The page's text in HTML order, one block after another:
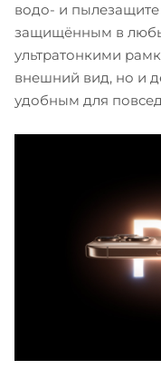
водо- и пылезащите
защищённым в
ультратонкими
внешний вид, но и
удобным для